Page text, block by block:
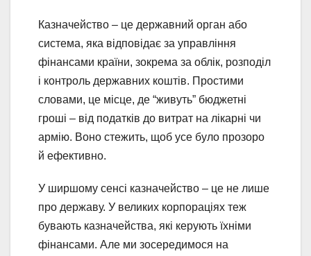
Казначейство – це державний орган або
система, яка відповідає за управління
фінансами країни, зокрема за облік, розподіл
і контроль державних коштів. Простими
словами, це місце, де “живуть” бюджетні
гроші – від податків до витрат на лікарні чи
армію. Воно стежить, щоб усе було прозоро
й ефективно.
У ширшому сенсі казначейство – це не лише
про державу. У великих корпораціях теж
бувають казначейства, які керують їхніми
фінансами. Але ми зосередимося на